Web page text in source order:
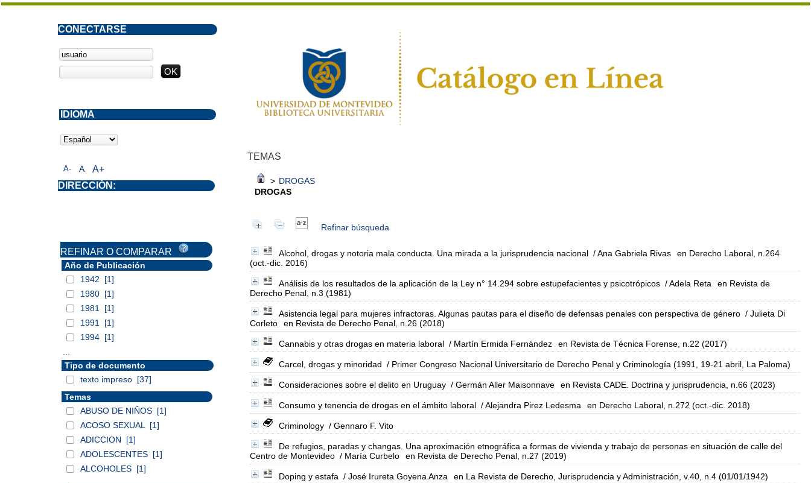
TEMAS
> DROGAS
DROGAS
Refinar búsqueda
Alcohol, drogas y notoria mala conducta. Una mirada a la jurisprudencia nacional / Ana Gabriela Rivas
en Derecho Laboral, n.264
(oct.-dic. 2016)
Análisis de los resultados de la aplicación de la Ley n° 14.294 sobre estupefacientes y psicotrópicos / Adela Reta
en Revista de
Derecho Penal, n.3 (1981)
Asistencia legal para mujeres infractoras. Algunas pautas para el diseño de defensas penales con perspectiva de género / Julieta Di
Corleto
en Revista de Derecho Penal, n.26 (2018)
Cannabis y otras drogas en materia laboral / Martín Ermida Fernández en Revista de Técnica Forense, n.22 (2017)
Carcel, drogas y minoridad / Primer Congreso Nacional Universitario de Derecho Penal y Criminología (1991, 19-21 abril, La Paloma)
Consideraciones sobre el delito en Uruguay / Germán Aller Maisonnave en Revista CADE. Doctrina y jurisprudencia, n.66 (2023)
Consumo y tenencia de drogas en el ámbito laboral / Alejandra Pirez Ledesma en Derecho Laboral, n.272 (oct.-dic. 2018)
Criminology / Gennaro F. Vito
De refugios, paradas y changas. Una aproximación etnográfica a formas de vivienda y trabajo de personas en situación de calle del
Centro de Montevideo / María Curbelo en Revista de Derecho Penal, n.27 (2019)
Doping y estafa / José Irureta Goyena Anza en La Revista de Derecho, Jurisprudencia y Administración, v.40, n.4 (01/01/1942)
A- A A+
CONECTARSE
DIRECCIÓN:
IDIOMA
REFINAR O COMPARAR
Año de Publicación
1942
[1]
1980 [1]
1981
[1]
1991
[1]
1994 [1]
Tipo de documento
texto impreso [37]
Temas
ABUSO DE NIÑOS [1]
ACOSO SEXUAL
[1]
ADICCION
[1]
ADOLESCENTES [1]
ALCOHOLES [1]